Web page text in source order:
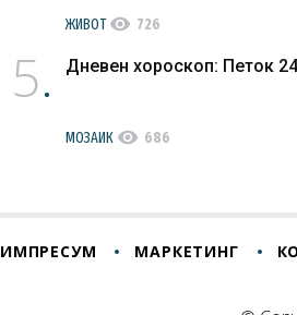
ЖИВОТvisibility 726
5 Дневен хороскоп: Петок
МОЗАИК visibility 686
ИМПРЕСУМ МАРКЕТИНГ